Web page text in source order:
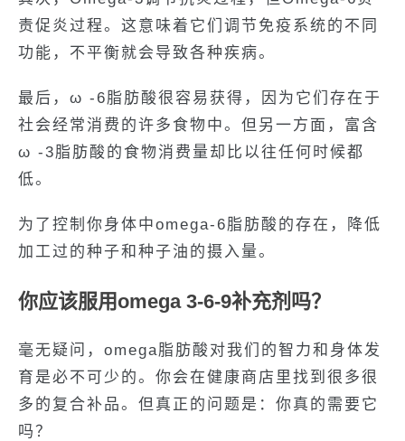
责促炎过程。这意味着它们调节免疫系统的不同
功能，不平衡就会导致各种疾病。
最后，ω -6脂肪酸很容易获得，因为它们存在于
社会经常消费的许多食物中。但另一方面，富含
ω -3脂肪酸的食物消费量却比以往任何时候都
低。
为了控制你身体中omega-6脂肪酸的存在，降低
加工过的种子和种子油的摄入量。
你应该服用omega 3-6-9补充剂吗？
毫无疑问，omega脂肪酸对我们的智力和身体发
育是必不可少的。你会在健康商店里找到很多很
多的复合补品。但真正的问题是：你真的需要它
吗？